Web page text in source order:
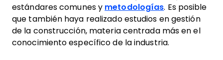
estándares comunes y metodologías. Es posible
que también haya realizado estudios en gestión
de la construcción, materia centrada más en el
conocimiento específico de la industria.